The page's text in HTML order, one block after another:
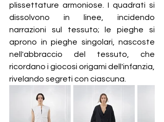
plissettature armoniose. I quadrati si
dissolvono in linee, incidendo
narrazioni sul tessuto; le pieghe si
aprono in pieghe singolari, nascoste
nell'abbraccio del tessuto, che
ricordano i giocosi origami dell'infanzia,
rivelando segreti con ciascuna.